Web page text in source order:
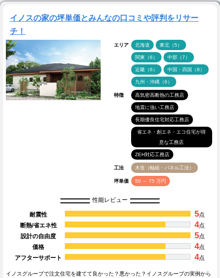
イノスの家の坪単価とみんなの口コミや評判をリサー
チ！
エリア 北海道 東北（5）
関東（6） 中部（7）
近畿（6） 中国・四国（8）
九州・沖縄（6）
特徴 高気密高断熱の工務店
地震に強い工務店
長期優良住宅対応工務店
省エネ・創エネ・エコ住宅が得
意な工務店
ZEH対応工務店
工法 木造（軸組・パネル工法）
坪単価 50 ～ 75 万円
性能レビュー
耐震性 5点
断熱/省エネ性
4点
設計の自由度
5点
価格
4点
アフターサポート
4点
イノスグループで注文住宅を建てて良かった？悪かった？イノスグループの実例から